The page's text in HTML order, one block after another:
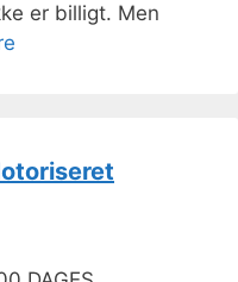
er billigt. Men